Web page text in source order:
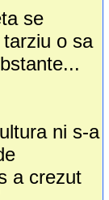
se
o sa
ni s-a
a crezut